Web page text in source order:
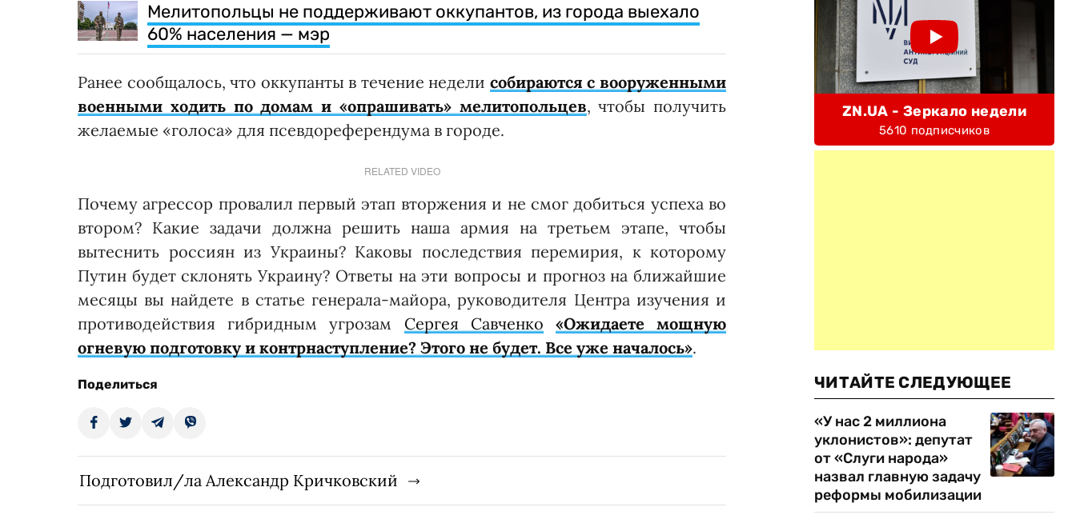
Мелитопольцы не поддерживают оккупантов, из города выехало
60% населения — мэр
Ранее сообщалось, что оккупанты в течение недели собираются с вооруженными
военными ходить по домам и «опрашивать» мелитопольцев, чтобы получить
желаемые «голоса» для псевдореферендума в городе.
RELATED VIDEO
Почему агрессор провалил первый этап вторжения и не смог добиться успеха во
втором? Какие задачи должна решить наша армия на третьем этапе, чтобы
вытеснить россиян из Украины? Каковы последствия перемирия, к которому
Путин будет склонять Украину? Ответы на эти вопросы и прогноз на ближайшие
месяцы вы найдете в статье генерала-майора, руководителя Центра изучения и
противодействия гибридным угрозам Сергея Савченко
«Ожидаете мощную
огневую подготовку и контрнаступление? Этого не будет. Все уже началось».
Поделиться
Подготовил/ла Александр Кричковский
ZN.UA - Зеркало недели
5610 подписчиков
ЧИТАЙТЕ СЛЕДУЮЩЕЕ
«У нас 2 миллиона
уклонистов»: депутат
от «Слуги народа»
назвал главную задачу
реформы мобилизации